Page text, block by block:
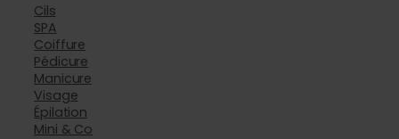
Cils
SPA
Coiffure
Pédicure
Manicure
Visage
Épilation
Mini & Co